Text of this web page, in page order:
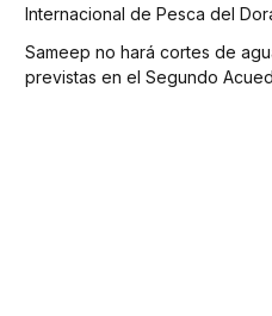
Internacional de Pesca del
Sameep no hará cortes de
previstas en el Segundo